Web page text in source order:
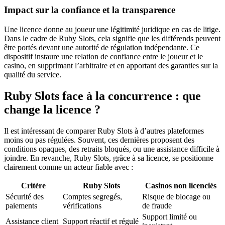
Impact sur la confiance et la transparence
Une licence donne au joueur une légitimité juridique en cas de litige.
Dans le cadre de Ruby Slots, cela signifie que les différends peuvent
être portés devant une autorité de régulation indépendante. Ce
dispositif instaure une relation de confiance entre le joueur et le
casino, en supprimant l’arbitraire et en apportant des garanties sur la
qualité du service.
Ruby Slots face à la concurrence : que
change la licence ?
Il est intéressant de comparer Ruby Slots à d’autres plateformes
moins ou pas régulées. Souvent, ces dernières proposent des
conditions opaques, des retraits bloqués, ou une assistance difficile à
joindre. En revanche, Ruby Slots, grâce à sa licence, se positionne
clairement comme un acteur fiable avec :
Critère Ruby Slots
Casinos non licenciés
Sécurité des
paiements
Comptes segregés,
vérifications
Risque de blocage ou
de fraude
Assistance client Support réactif et régulé
Support limité ou